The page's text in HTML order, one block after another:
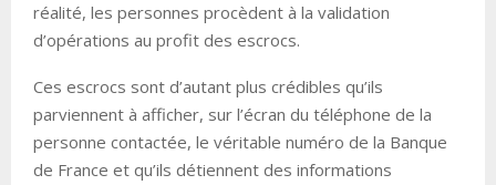
réalité, les personnes procèdent à la validation
d’opérations au profit des escrocs.
Ces escrocs sont d’autant plus crédibles qu’ils
parviennent à afficher, sur l’écran du téléphone de la
personne contactée, le véritable numéro de la Banque
de France et qu’ils détiennent des informations